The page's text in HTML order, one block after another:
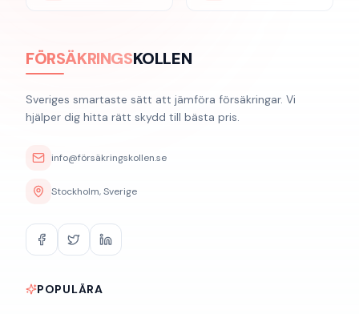
FÖRSÄKRINGSKOLLEN
Sveriges smartaste sätt att jämföra försäkringar. Vi
hjälper dig hitta rätt skydd till bästa pris.
info@försäkringskollen.se
Stockholm, Sverige
POPULÄRA